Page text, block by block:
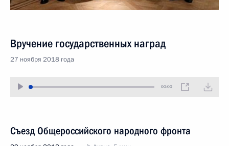
Вручение государственных наград
27 ноября 2018 года
00:00
Съезд Общероссийского народного фронта